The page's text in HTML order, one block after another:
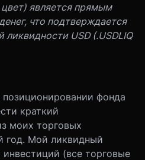
является прямым
что подтверждается
USD (.USDLIQ
фонда
краткий
моих торговых
год. Мой ликвидный
(все торговые